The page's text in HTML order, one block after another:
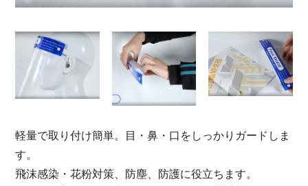
軽量で取り付け簡単。目・鼻・口をしっかりガードしま
す。
飛沫感染・花粉対策、防塵、防護に役立ちます。